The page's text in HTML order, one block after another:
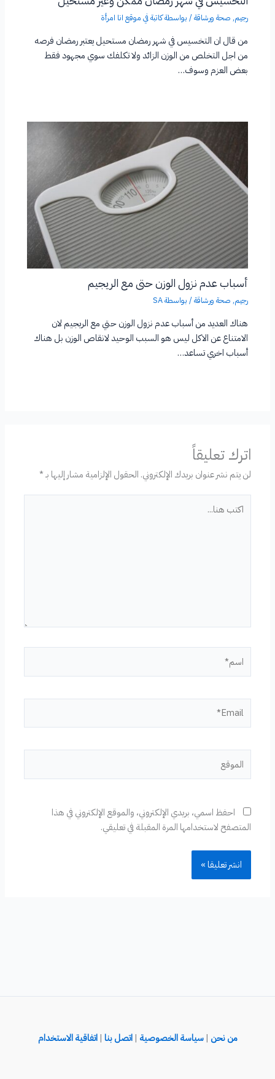
رجيم, صحة ورشاقة/ بواسطةكاتبة في موقع انا امرأة
من قال ان التخسيس في شهر رمضان مستحيل يعتبر رمضان فرصه
من اجل التخلص من الوزن الزائد ولا تكلفك سوي مجهود فقط
بعض العزم وسوف…
أسباب عدم نزول الوزن حتى مع الريجيم
رجيم, صحة ورشاقة/ بواسطةSA
هناك العديد من أسباب عدم نزول الوزن حتي مع الريجيم لان
الامتناع عن الاكل ليس هو السبب الوحيد لانقاص الوزن بل هناك
أسباب اخري تساعد…
اترك تعليقاً
لن يتم نشر عنوان بريدك الإلكتروني. الحقول الإلزامية مشار إليها بـ*
هنا...
احفظ اسمي، بريدي الإلكتروني، والموقع الإلكتروني في هذا
المتصفح لاستخدامها المرة المقبلة في تعليقي.
من نحن |سياسة الخصوصية |اتصل بنا |اتفاقية الاستخدام